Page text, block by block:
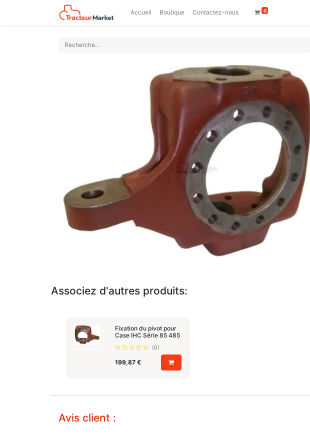
Accueil Boutique Contactez-nous 0
Associez d'autres produits:
Fixation du pivot pour
Case IHC Série 85 485
(0)
199,87€
Avis client :